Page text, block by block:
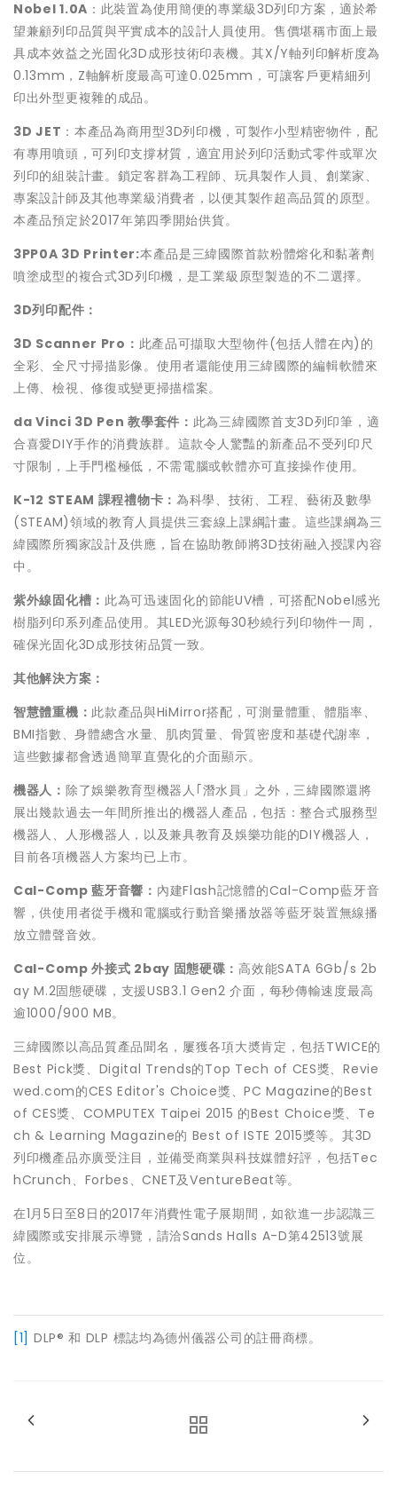
Nobel 1.0A ：此裝置為使用簡便的專業級3D列印方案，適於希
望兼顧列印品質與平實成本的設計人員使用。售價堪稱市面上最
具成本效益之光固化3D成形技術印表機。其X/Y軸列印解析度為
0.13mm，Z軸解析度最高可達0.025mm，可讓客戶更精細列
印出外型更複雜的成品。
3D JET ：本產品為商用型3D列印機，可製作小型精密物件，配
有專用噴頭，可列印支撐材質，適宜用於列印活動式零件或單次
列印的組裝計畫。鎖定客群為工程師、玩具製作人員、創業家、
專案設計師及其他專業級消費者，以便其製作超高品質的原型。
本產品預定於2017年第四季開始供貨。
3PP0A 3D Printer:本產品是三緯國際首款粉體熔化和黏著劑
噴塗成型的複合式3D列印機，是工業級原型製造的不二選擇。
3D列印配件：
3D Scanner Pro ： 此產品可擷取大型物件(包括人體在內)的
全彩、全尺寸掃描影像。使用者還能使用三緯國際的編輯軟體來
上傳、檢視、修復或變更掃描檔案。
da Vinci 3D Pen教學套件 ： 此為三緯國際首支3D列印筆，適
合喜愛DIY手作的消費族群。這款令人驚豔的新產品不受列印尺
寸限制，上手門檻極低，不需電腦或軟體亦可直接操作使用。
K-12 STEAM 課程禮物卡 ： 為科學、技術、工程、藝術及數學
(STEAM)領域的教育人員提供三套線上課綱計畫。這些課綱為三
緯國際所獨家設計及供應，旨在協助教師將3D技術融入授課內容
中。
紫外線固化槽 ： 此為可迅速固化的節能UV槽，可搭配Nobel感光
樹脂列印系列產品使用。其LED光源每30秒繞行列印物件一周，
確保光固化3D成形技術品質一致。
其他解決方案：
智慧體重機：此款產品與HiMirror搭配，可測量體重、體脂率、
BMI指數、身體總含水量、肌肉質量、骨質密度和基礎代謝率，
這些數據都會透過簡單直覺化的介面顯示。
機器人： 除了娛樂教育型機器人｢潛水員」之外，三緯國際還將
展出幾款過去一年間所推出的機器人產品，包括：整合式服務型
機器人、人形機器人，以及兼具教育及娛樂功能的DIY機器人，
目前各項機器人方案均已上市。
Cal-Comp藍牙音響： 內建Flash記憶體的Cal-Comp藍牙音
響，供使用者從手機和電腦或行動音樂播放器等藍牙裝置無線播
放立體聲音效。
Cal-Comp外接式 2bay 固態硬碟： 高效能SATA 6Gb/s 2b
ay M.2固態硬碟，支援USB3.1 Gen2 介面，每秒傳輸速度最高
逾1000/900 MB。
三緯國際以高品質產品聞名，屢獲各項大奬肯定，包括TWICE的
Best Pick獎、Digital Trends的Top Tech of CES獎、Revie
wed.com的CES Editor's Choice獎、PC Magazine的Best
of CES獎、COMPUTEX Taipei 2015 的Best Choice獎、Te
ch & Learning Magazine的 Best of ISTE 2015獎等。其3D
列印機產品亦廣受注目，並備受商業與科技媒體好評，包括Tec
hCrunch、Forbes、CNET及VentureBeat等。
在1月5日至8日的2017年消費性電子展期間，如欲進一步認識三
緯國際或安排展示導覽，請洽Sands Halls A-D第42513號展
位。
[1] DLP® 和 DLP 標誌均為德州儀器公司的註冊商標。